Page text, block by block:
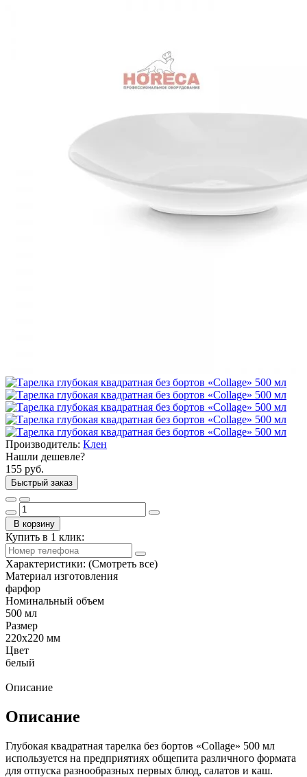
Производитель: Клен
Нашли дешевле?
155 руб.
Быстрый заказ
В корзину
Купить в 1 клик:
Характеристики: (Смотреть все)
Материал изготовления
фарфор
Номинальный объем
500 мл
Размер
220х220 мм
Цвет
белый
Описание
Описание
Глубокая квадратная тарелка без бортов «Collage» 500 мл
используется на предприятиях общепита различного формата
для отпуска разнообразных первых блюд, салатов и каш.